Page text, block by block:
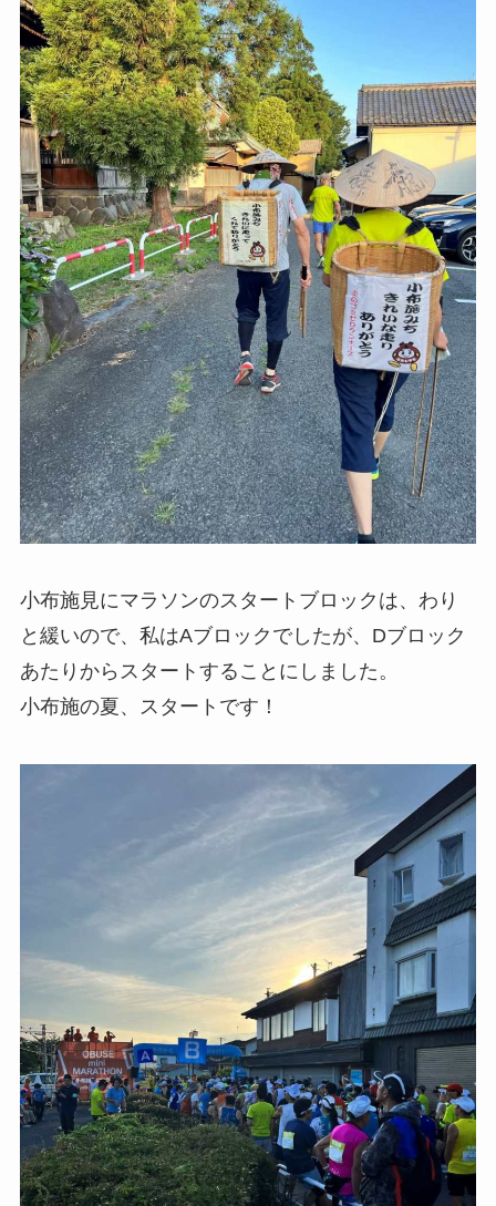
小布施見にマラソンのスタートブロックは、わり
と緩いので、私はAブロックでしたが、Dブロック
あたりからスタートすることにしました。
小布施の夏、スタートです！